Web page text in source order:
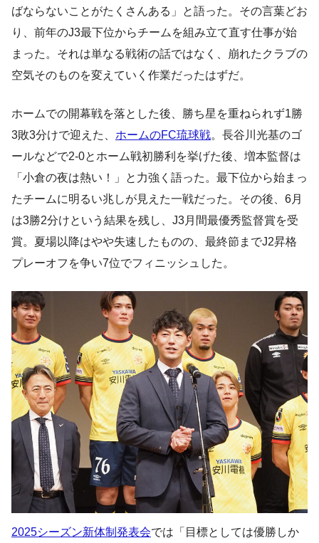
ばならないことがたくさんある」と語った。その言葉どお
り、前年のJ3最下位からチームを組み立て直す仕事が始
まった。それは単なる戦術の話ではなく、崩れたクラブの
空気そのものを変えていく作業だったはずだ。
ホームでの開幕戦を落とした後、勝ち星を重ねられず1勝
3敗3分けで迎えた、 ホームのFC琉球戦。長谷川光基のゴ
ールなどで2-0とホーム戦初勝利を挙げた後、増本監督は
「小倉の夜は熱い！」と力強く語った。最下位から始まっ
たチームに明るい兆しが見えた一戦だった。その後、6月
は3勝2分けという結果を残し、J3月間最優秀監督賞を受
賞。夏場以降はやや失速したものの、最終節までJ2昇格
プレーオフを争い7位でフィニッシュした。
2025シーズン新体制発表会では「目標としては優勝しか